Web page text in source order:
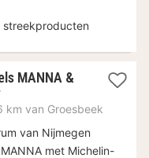
streekproducten
MANNA &
km van Groesbeek
van Nijmegen
met Michelin-